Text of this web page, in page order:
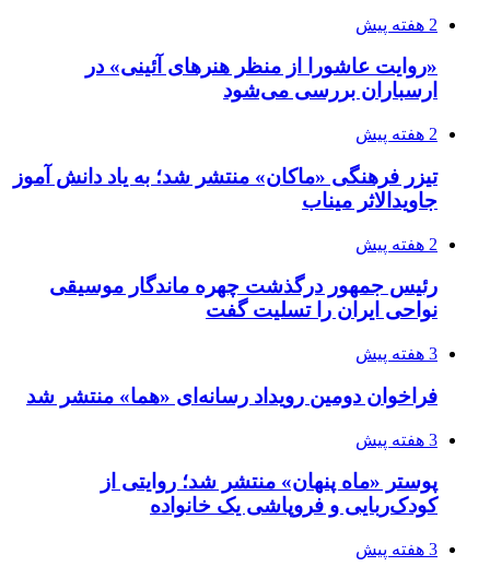
2 هفته پیش
«روایت عاشورا از منظر هنرهای آئینی» در
ارسباران بررسی می‌شود
2 هفته پیش
تیزر فرهنگی «ماکان» منتشر شد؛ به یاد دانش آموز
جاویدالاثر میناب
2 هفته پیش
رئیس جمهور درگذشت چهره ماندگار موسیقی
نواحی ایران را تسلیت گفت
3 هفته پیش
فراخوان دومین رویداد رسانه‌ای «هما» منتشر شد
3 هفته پیش
پوستر «ماه پنهان» منتشر شد؛ روایتی از
کودک‌ربایی و فروپاشی یک خانواده
3 هفته پیش